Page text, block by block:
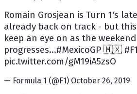
Romain Grosjean is Turn 1's
already back on track - but
keep an eye on as the weekend
progresses...#MexicoGP 🇲🇽 #F1
pic.twitter.com/gM19iA5zsO
— Formula 1 (@F1) October 26, 2019